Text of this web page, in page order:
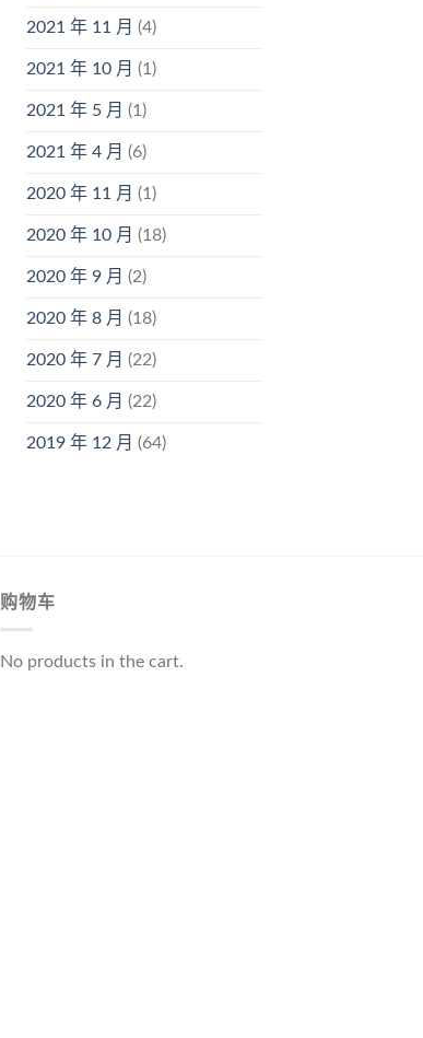
2021 年 11 月 (4)
2021 年 10 月 (1)
2021 年 5 月 (1)
2021 年 4 月 (6)
2020 年 11 月 (1)
2020 年 10 月 (18)
2020 年 9 月 (2)
2020 年 8 月 (18)
2020 年 7 月 (22)
2020 年 6 月 (22)
2019 年 12 月 (64)
购物车
No products in the cart.